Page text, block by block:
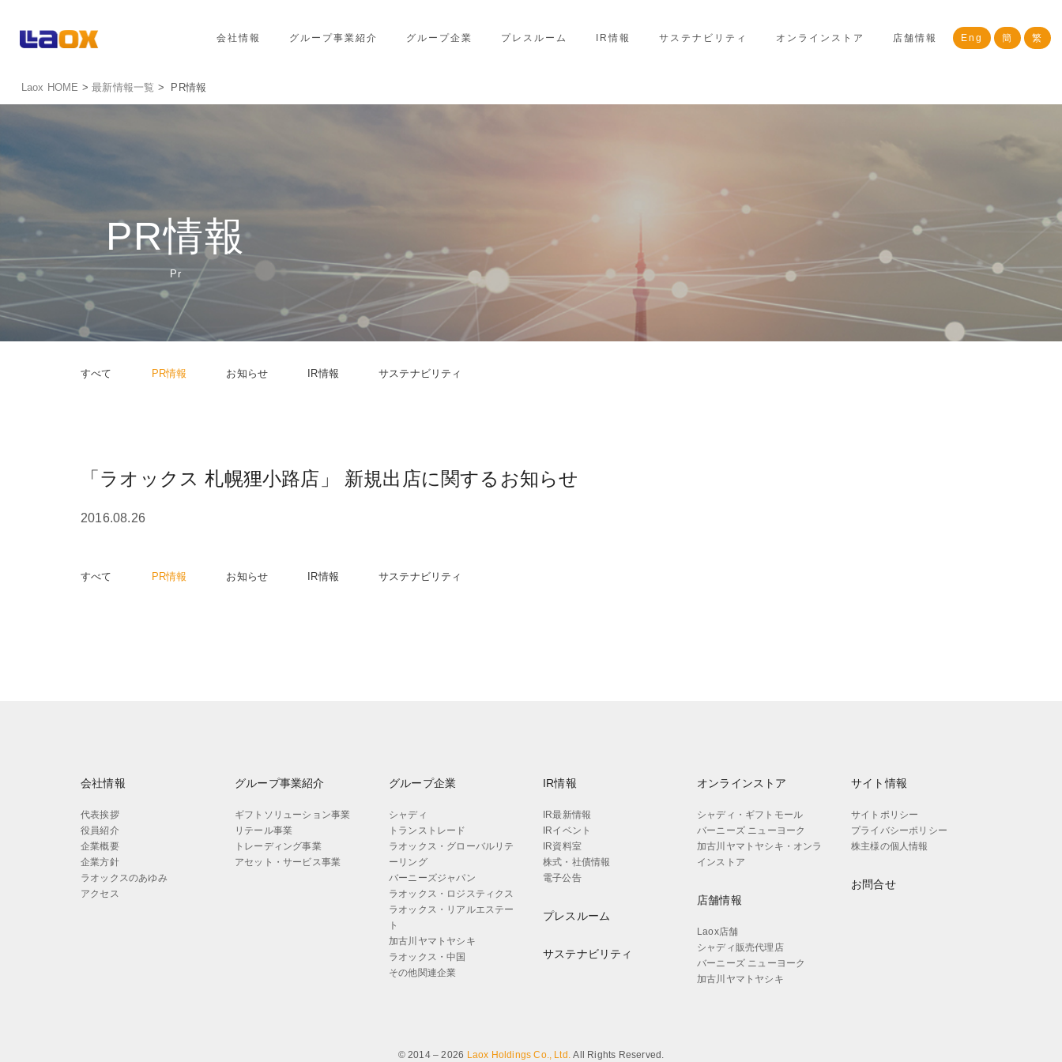
会社情報 グループ事業紹介 グループ企業 プレスルーム IR情報 サステナビリティ オンラインストア 店舗情報 Eng 簡 繁
Laox HOME >最新情報一覧 > PR情報
PR情報
Pr
すべて PR情報 お知らせ IR情報 サステナビリティ
「ラオックス 札幌狸小路店」 新規出店に関するお知らせ
2016.08.26
すべて PR情報 お知らせ IR情報 サステナビリティ
会社情報
代表挨拶
役員紹介
企業概要
企業方針
ラオックスのあゆみ
アクセス
グループ事業紹介
ギフトソリューション事業
リテール事業
トレーディング事業
アセット・サービス事業
グループ企業
シャディ
トランストレード
ラオックス・グローバルリテ
ーリング
バーニーズジャパン
ラオックス・ロジスティクス
ラオックス・リアルエステー
ト
加古川ヤマトヤシキ
ラオックス・中国
その他関連企業
IR情報
IR最新情報
IRイベント
IR資料室
株式・社債情報
電子公告
プレスルーム
サステナビリティ
オンラインストア
シャディ・ギフトモール
バーニーズ ニューヨーク
加古川ヤマトヤシキ・オンラ
インストア
店舗情報
Laox店舗
シャディ販売代理店
バーニーズ ニューヨーク
加古川ヤマトヤシキ
サイト情報
サイトポリシー
プライバシーポリシー
株主様の個人情報
お問合せ
© 2014 – 2026 Laox Holdings Co., Ltd. All Rights Reserved.